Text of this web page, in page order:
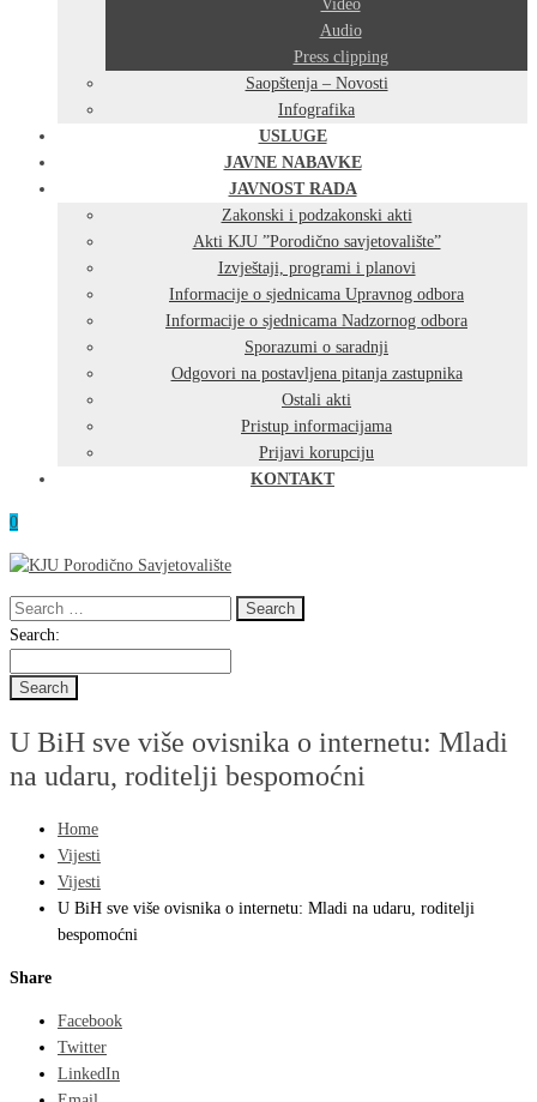
Video
Audio
Press clipping
Saopštenja – Novosti
Infografika
USLUGE
JAVNE NABAVKE
JAVNOST RADA
Zakonski i podzakonski akti
Akti KJU ”Porodično savjetovalište”
Izvještaji, programi i planovi
Informacije o sjednicama Upravnog odbora
Informacije o sjednicama Nadzornog odbora
Sporazumi o saradnji
Odgovori na postavljena pitanja zastupnika
Ostali akti
Pristup informacijama
Prijavi korupciju
KONTAKT
0
Search
for:
Search
Search:
U BiH sve više ovisnika o internetu: Mladi
na udaru, roditelji bespomoćni
Home
Vijesti
Vijesti
U BiH sve više ovisnika o internetu: Mladi na udaru, roditelji
bespomoćni
Share
Facebook
Twitter
LinkedIn